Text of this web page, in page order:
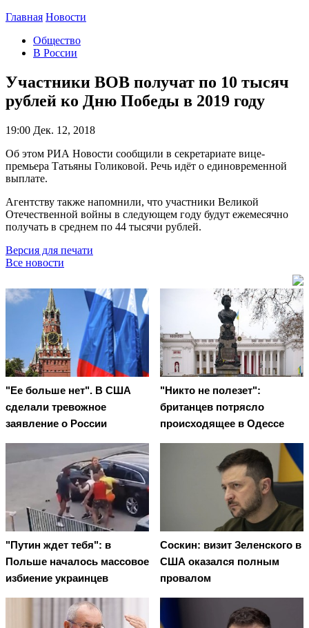
Главная Новости
Общество
В России
Участники ВОВ получат по 10 тысяч
рублей ко Дню Победы в 2019 году
19:00 Дек. 12, 2018
Об этом РИА Новости сообщили в секретариате вице-
премьера Татьяны Голиковой. Речь идёт о единовременной
выплате.
Агентству также напомнили, что участники Великой
Отечественной войны в следующем году будут ежемесячно
получать в среднем по 44 тысячи рублей.
Версия для печати
Все новости
"Ее больше нет". В США
сделали тревожное
заявление о России
"Никто не полезет":
британцев потрясло
происходящее в Одессе
"Путин ждет тебя": в
Польше началось массовое
избиение украинцев
Соскин: визит Зеленского в
США оказался полным
провалом